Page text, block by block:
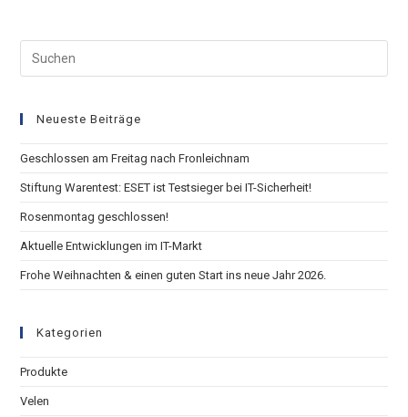
Neueste Beiträge
Geschlossen am Freitag nach Fronleichnam
Stiftung Warentest: ESET ist Testsieger bei IT-Sicherheit!
Rosenmontag geschlossen!
Aktuelle Entwicklungen im IT-Markt
Frohe Weihnachten & einen guten Start ins neue Jahr 2026.
Kategorien
Produkte
Velen